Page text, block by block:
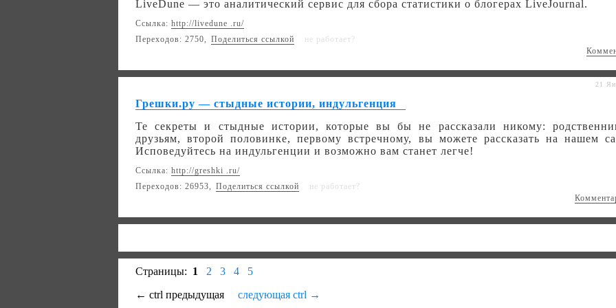
LiveDune — это аналитический сервис для сбора статистики о блогерах LiveJournal.
Ссылка: http://livedune .ru/
Переходов: 2750,
Поделиться ссылкой не работает?
Грешки.ру — стыдные истории, индульгенция
Те секреты и стыдные истории, которые вы бы не рассказали никому:
друзьям, второй половинке, первому встречному, вы можете рассказать на нашем
Исповедуйтесь на индульгенции и возможно вам станет легче!
Ссылка: http://greshki .ru/
Переходов: 26953,
Поделиться ссылкой не работает?
21
Страницы: 1 2 3 4
5
← ctrl предыдущая следующая ctrl →